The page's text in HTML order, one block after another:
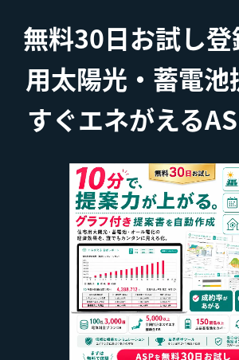
無料30日お試し
用太陽光・蓄電池
すぐエネがえる